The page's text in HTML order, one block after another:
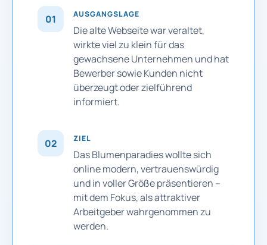
01 AUSGANGSLAGE
Die alte Webseite war veraltet,
wirkte viel zu klein für das
gewachsene Unternehmen und hat
Bewerber sowie Kunden nicht
überzeugt oder zielführend
informiert.
02 ZIEL
Das Blumenparadies wollte sich
online modern, vertrauenswürdig
und in voller Größe präsentieren –
mit dem Fokus, als attraktiver
Arbeitgeber wahrgenommen zu
werden.